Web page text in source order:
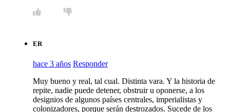
ER
hace 3 años Responder
Muy bueno y real, tal cual. Distinta vara. Y la historia de
repite, nadie puede detener, obstruir u oponerse, a los
designios de algunos países centrales, imperialistas y
colonizadores, porque serán destrozados. Sucede de los